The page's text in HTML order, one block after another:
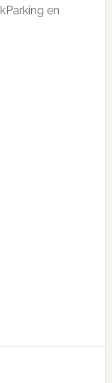
en